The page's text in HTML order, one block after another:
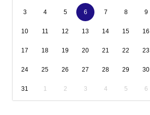
3 4 5 6 7 8 9
10 11 12 13 14 15 16
17 18 19 20 21 22 23
24 25 26 27 28 29 30
31 1 2 3 4 5 6